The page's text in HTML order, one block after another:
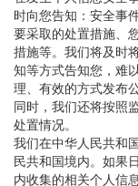
时向您告知：安全事
要采取的处置措施、
措施等。我们将及时
知等方式告知您，难
理、有效的方式发布
同时，我们还将按照
处置情况。
我们在中华人民共和
民共和国境内。如果
内收集的相关个人信